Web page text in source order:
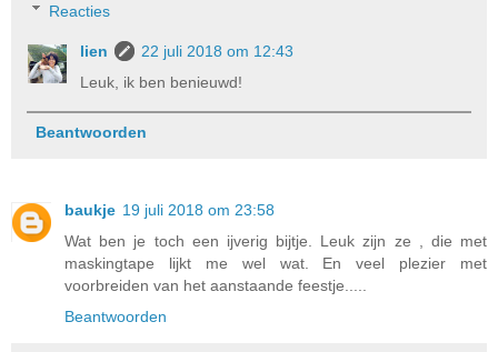
Reacties
lien
22 juli 2018 om 12:43
Leuk, ik ben benieuwd!
Beantwoorden
baukje 19 juli 2018 om 23:58
Wat ben je toch een ijverig bijtje. Leuk zijn ze , die met
maskingtape lijkt me wel wat. En veel plezier met
voorbreiden van het aanstaande feestje.....
Beantwoorden